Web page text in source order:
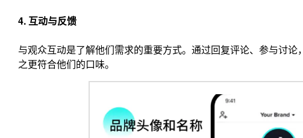
4. 互动与反馈
与观众互动是了解他们需求的重要方式。通过回复评论、参与讨
之更符合他们的口味。